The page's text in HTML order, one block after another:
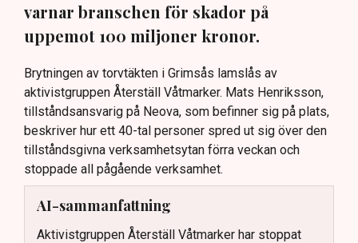
varnar branschen för skador på
uppemot 100 miljoner kronor.
Brytningen av torvtäkten i Grimsås lamslås av
aktivistgruppen Återställ Våtmarker. Mats Henriksson,
tillståndsansvarig på Neova, som befinner sig på plats,
beskriver hur ett 40-tal personer spred ut sig över den
tillståndsgivna verksamhetsytan förra veckan och
stoppade all pågående verksamhet.
AI-sammanfattning
Aktivistgruppen Återställ Våtmarker har stoppat